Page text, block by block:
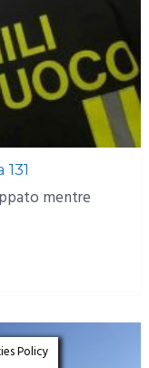
mentre
Policy